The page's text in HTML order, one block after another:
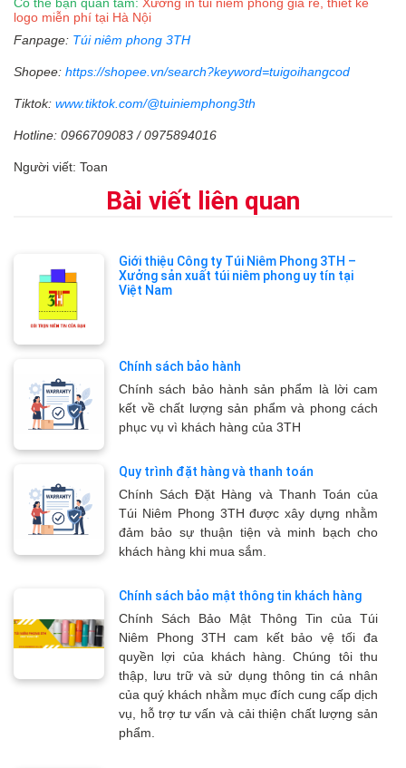
logo miễn phí tại Hà Nội
Fanpage: Túi niêm phong 3TH
Shopee: https://shopee.vn/search?keyword=tuigoihangcod
Tiktok: www.tiktok.com/@tuiniemphong3th
Hotline: 0966709083 / 0975894016
Người viết: Toan
Bài viết liên quan
Giới thiệu Công ty Túi Niêm Phong 3TH –
Xưởng sản xuất túi niêm phong uy tín tại
Việt Nam
Chính sách bảo hành
Chính sách bảo hành sản phẩm là lời cam
kết về chất lượng sản phẩm và phong cách
phục vụ vì khách hàng của 3TH
Quy trình đặt hàng và thanh toán
Chính Sách Đặt Hàng và Thanh Toán của
Túi Niêm Phong 3TH được xây dựng nhằm
đảm bảo sự thuận tiện và minh bạch cho
khách hàng khi mua sắm.
Chính sách bảo mật thông tin khách hàng
Chính Sách Bảo Mật Thông Tin của Túi
Niêm Phong 3TH cam kết bảo vệ tối đa
quyền lợi của khách hàng. Chúng tôi thu
thập, lưu trữ và sử dụng thông tin cá nhân
của quý khách nhằm mục đích cung cấp dịch
vụ, hỗ trợ tư vấn và cải thiện chất lượng sản
phẩm.